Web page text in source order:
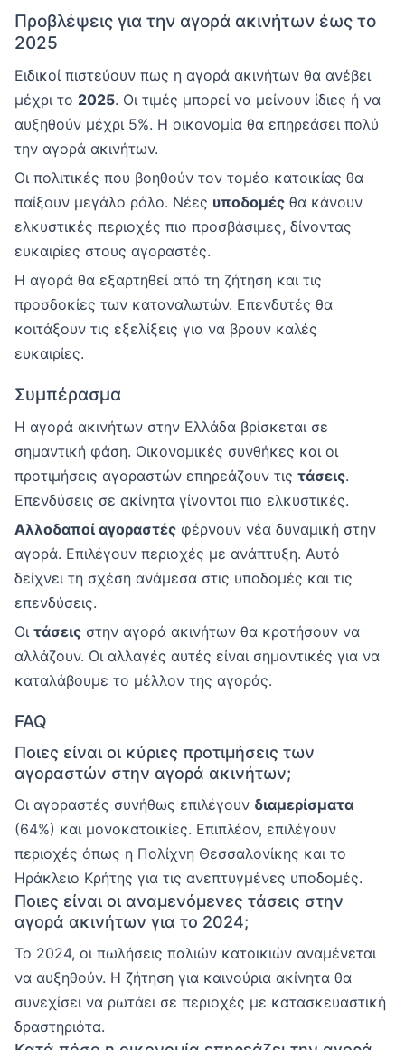
Προβλέψεις για την αγορά ακινήτων έως το
2025
Ειδικοί πιστεύουν πως η αγορά ακινήτων θα ανέβει
μέχρι το 2025. Οι τιμές μπορεί να μείνουν ίδιες ή να
αυξηθούν μέχρι 5%. Η οικονομία θα επηρεάσει πολύ
την αγορά ακινήτων.
Οι πολιτικές που βοηθούν τον τομέα κατοικίας θα
παίξουν μεγάλο ρόλο. Νέες υποδομές θα κάνουν
ελκυστικές περιοχές πιο προσβάσιμες, δίνοντας
ευκαιρίες στους αγοραστές.
Η αγορά θα εξαρτηθεί από τη ζήτηση και τις
προσδοκίες των καταναλωτών. Επενδυτές θα
κοιτάξουν τις εξελίξεις για να βρουν καλές
ευκαιρίες.
Συμπέρασμα
Η αγορά ακινήτων στην Ελλάδα βρίσκεται σε
σημαντική φάση. Οικονομικές συνθήκες και οι
προτιμήσεις αγοραστών επηρεάζουν τις τάσεις.
Επενδύσεις σε ακίνητα γίνονται πιο ελκυστικές.
Αλλοδαποί αγοραστές φέρνουν νέα δυναμική στην
αγορά. Επιλέγουν περιοχές με ανάπτυξη. Αυτό
δείχνει τη σχέση ανάμεσα στις υποδομές και τις
επενδύσεις.
Οι τάσεις στην αγορά ακινήτων θα κρατήσουν να
αλλάζουν. Οι αλλαγές αυτές είναι σημαντικές για να
καταλάβουμε το μέλλον της αγοράς.
FAQ
Ποιες είναι οι κύριες προτιμήσεις των
αγοραστών στην αγορά ακινήτων;
Οι αγοραστές συνήθως επιλέγουν διαμερίσματα
(64%) και μονοκατοικίες. Επιπλέον, επιλέγουν
περιοχές όπως η Πολίχνη Θεσσαλονίκης και το
Ηράκλειο Κρήτης για τις ανεπτυγμένες υποδομές.
Ποιες είναι οι αναμενόμενες τάσεις στην
αγορά ακινήτων για το 2024;
Το 2024, οι πωλήσεις παλιών κατοικιών αναμένεται
να αυξηθούν. Η ζήτηση για καινούρια ακίνητα θα
συνεχίσει να ρωτάει σε περιοχές με κατασκευαστική
δραστηριότα.